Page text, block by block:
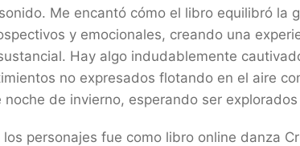
Me encantó cómo el libro equilibró la
y emocionales, creando una
Hay algo indudablemente
no expresados flotando en el aire
noche de invierno, esperando ser
personajes fue como libro online​ danza